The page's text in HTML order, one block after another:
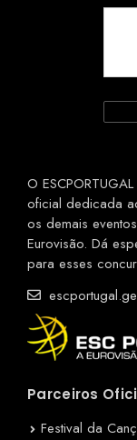
O
oficial dedicada
os demais
Eurovisão. Dá
para esses
Parceiros
Festival da